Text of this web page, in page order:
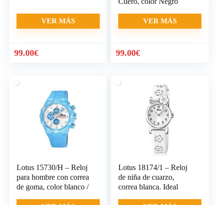
VER MÁS
99.00€
VER MÁS
99.00€
Lotus 15730/H – Reloj
para hombre con correa
de goma, color blanco /
Lotus 18174/1 – Reloj
de niña de cuarzo,
correa blanca. Ideal